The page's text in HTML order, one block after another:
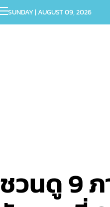
SUNDAY | AUGUST 09, 2026
ชวนดู 9